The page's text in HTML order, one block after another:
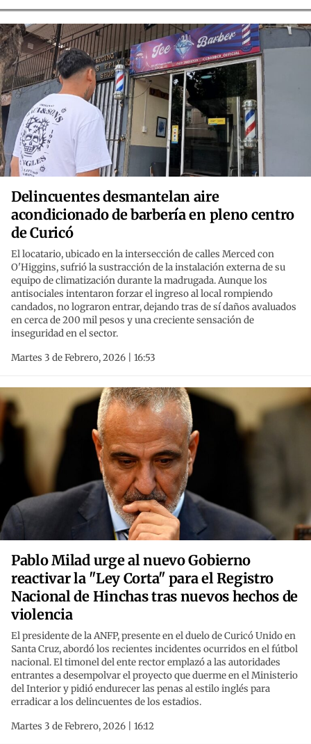
Delincuentes desmantelan aire
acondicionado de barbería en pleno centro
de Curicó
El locatario, ubicado en la intersección de calles Merced con
O'Higgins, sufrió la sustracción de la instalación externa de su
equipo de climatización durante la madrugada. Aunque los
antisociales intentaron forzar el ingreso al local rompiendo
candados, no lograron entrar, dejando tras de sí daños avaluados
en cerca de 200 mil pesos y una creciente sensación de
inseguridad en el sector.
Martes 3 de Febrero, 2026 | 16:53
Pablo Milad urge al nuevo Gobierno
reactivar la "Ley Corta" para el Registro
Nacional de Hinchas tras nuevos hechos de
violencia
El presidente de la ANFP, presente en el duelo de Curicó Unido en
Santa Cruz, abordó los recientes incidentes ocurridos en el fútbol
nacional. El timonel del ente rector emplazó a las autoridades
entrantes a desempolvar el proyecto que duerme en el Ministerio
del Interior y pidió endurecer las penas al estilo inglés para
erradicar a los delincuentes de los estadios.
Martes 3 de Febrero, 2026 | 16:12